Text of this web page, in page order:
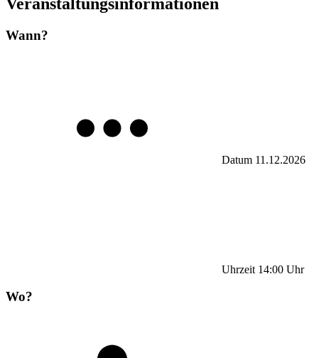
Wann?
Datum 11.12.2026
Uhrzeit 14:00 Uhr
Wo?